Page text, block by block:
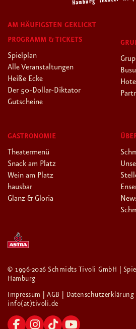
AM HÄUFIGSTEN GEKLICKT
PROGRAMM & TICKETS
Spielplan
Alle Veranstaltungen
Heiße Ecke
Der 50-Dollar-Diktator
Gutscheine
GASTRONOMIE
Theatermenü
Snack am Platz
Wein am Platz
hausbar
Glanz & Gloria
© 1996-2026 Schmidts Tivoli GmbH |
Hamburg
Impressum
| AGB | Datenschutzerklärung
info(at)tivoli.de